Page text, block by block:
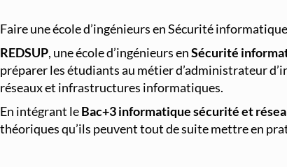
Faire une école d’ingénieurs en Sécurité
REDSUP, une école d’ingénieurs enSécurité
préparer les étudiants au métier d’administrateur
réseaux et infrastructures informatiques.
En intégrant leBac+3 informatique sécurité et
théoriques qu’ils peuvent tout de suite mettre en